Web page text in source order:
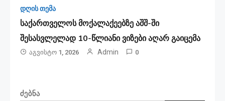
დღის თემა
საქართველოს მოქალაქეებზე აშშ-ში
შესასვლელად 10-წლიანი ვიზები აღარ გაიცემა
Აგვისტო 1, 2026 Admin 0
ძებნა